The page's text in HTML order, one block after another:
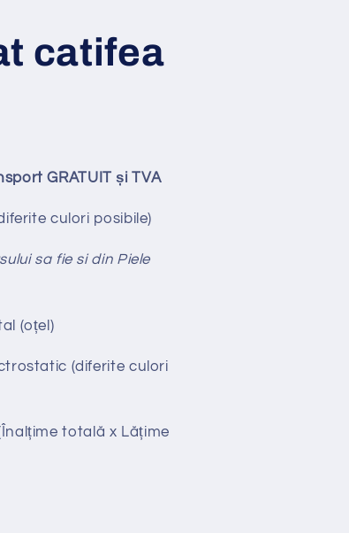
catifea
GRATUIT și TVA
culori posibile)
sa fie si din Piele
(oțel)
(diferite culori
totală x Lățime